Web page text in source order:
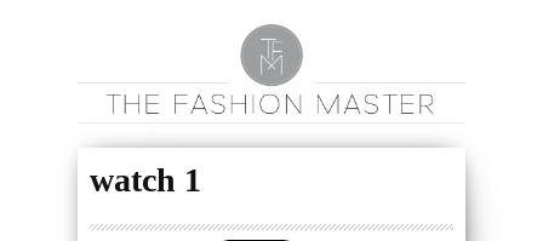
watch 1